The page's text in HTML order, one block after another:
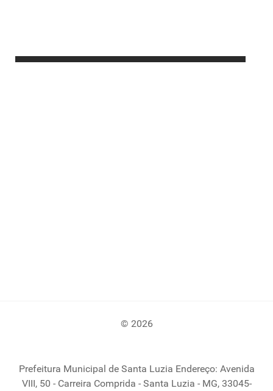
© 2026
Prefeitura Municipal de Santa Luzia Endereço: Avenida
VIII, 50 - Carreira Comprida - Santa Luzia - MG, 33045-